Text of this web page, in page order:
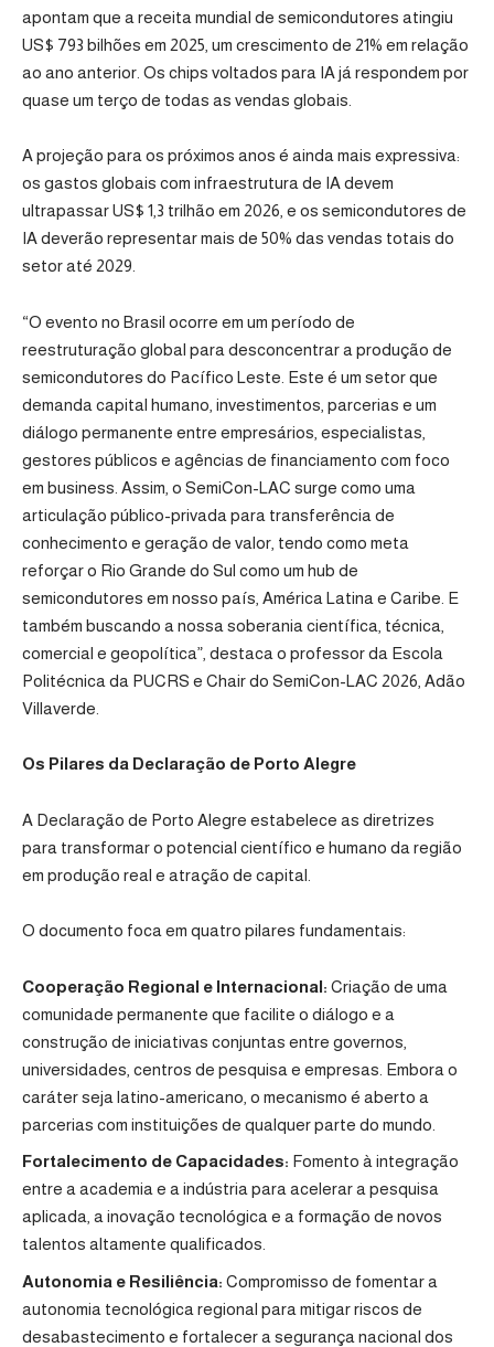
apontam que a receita mundial de semicondutores atingiu
US$ 793 bilhões em 2025, um crescimento de 21% em relação
ao ano anterior. Os chips voltados para IA já respondem por
quase um terço de todas as vendas globais.
A projeção para os próximos anos é ainda mais expressiva:
os gastos globais com infraestrutura de IA devem
ultrapassar US$ 1,3 trilhão em 2026, e os semicondutores de
IA deverão representar mais de 50% das vendas totais do
setor até 2029.
“O evento no Brasil ocorre em um período de
reestruturação global para desconcentrar a produção de
semicondutores do Pacífico Leste. Este é um setor que
demanda capital humano, investimentos, parcerias e um
diálogo permanente entre empresários, especialistas,
gestores públicos e agências de financiamento com foco
em business. Assim, o SemiCon-LAC surge como uma
articulação público-privada para transferência de
conhecimento e geração de valor, tendo como meta
reforçar o Rio Grande do Sul como um hub de
semicondutores em nosso país, América Latina e Caribe. E
também buscando a nossa soberania científica, técnica,
comercial e geopolítica”, destaca o professor da Escola
Politécnica da PUCRS e Chair do SemiCon-LAC 2026, Adão
Villaverde.
Os Pilares da Declaração de Porto Alegre
A Declaração de Porto Alegre estabelece as diretrizes
para transformar o potencial científico e humano da região
em produção real e atração de capital.
O documento foca em quatro pilares fundamentais:
Cooperação Regional e Internacional: Criação de uma
comunidade permanente que facilite o diálogo e a
construção de iniciativas conjuntas entre governos,
universidades, centros de pesquisa e empresas. Embora o
caráter seja latino-americano, o mecanismo é aberto a
parcerias com instituições de qualquer parte do mundo.
Fortalecimento de Capacidades: Fomento à integração
entre a academia e a indústria para acelerar a pesquisa
aplicada, a inovação tecnológica e a formação de novos
talentos altamente qualificados.
Autonomia e Resiliência: Compromisso de fomentar a
autonomia tecnológica regional para mitigar riscos de
desabastecimento e fortalecer a segurança nacional dos